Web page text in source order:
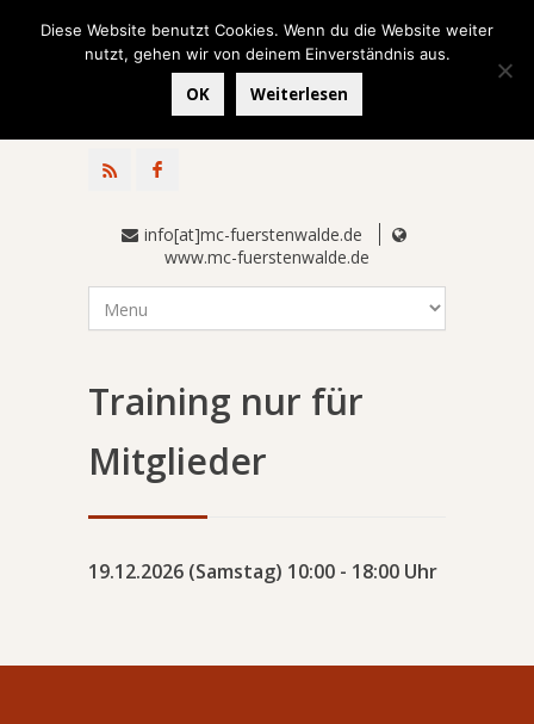
info[at]mc-fuerstenwalde.de
www.mc-fuerstenwalde.de
Training nur für
Mitglieder
19.12.2026 (Samstag) 10:00 - 18:00 Uhr
Diese Website benutzt Cookies. Wenn du die Website weiter
nutzt, gehen wir von deinem Einverständnis aus.
OK Weiterlesen